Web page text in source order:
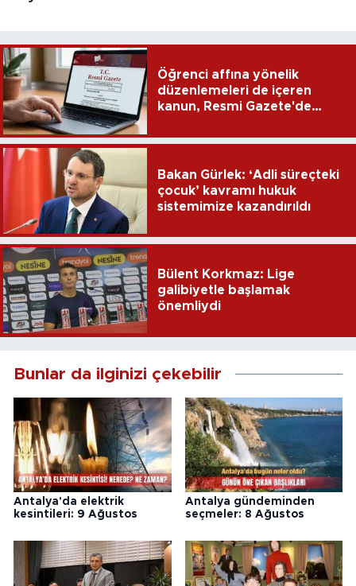
Öğrenci affına yönelik
düzenlemeleri de içeren
kanun, Resmi Gazete'de
Bakan Gürlek: ‘Adli süreçteki
çocuk’ kavramı hukuk
sistemimize kazandırıldı
Bülent Korkmaz: Lige
galibiyetle başlamak
önemliydi
Bunlar da ilginizi çekebilir
Antalya'da elektrik
kesintileri: 9 Ağustos
Antalya gündeminden
seçmeler: 8 Ağustos